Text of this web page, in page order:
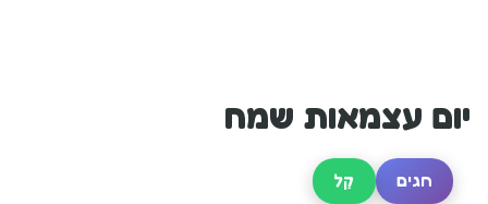
יום עצמאות שמח
חגים קַל